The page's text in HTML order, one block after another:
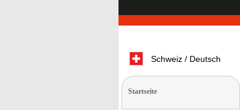
Schweiz / Deutsch
Startseite